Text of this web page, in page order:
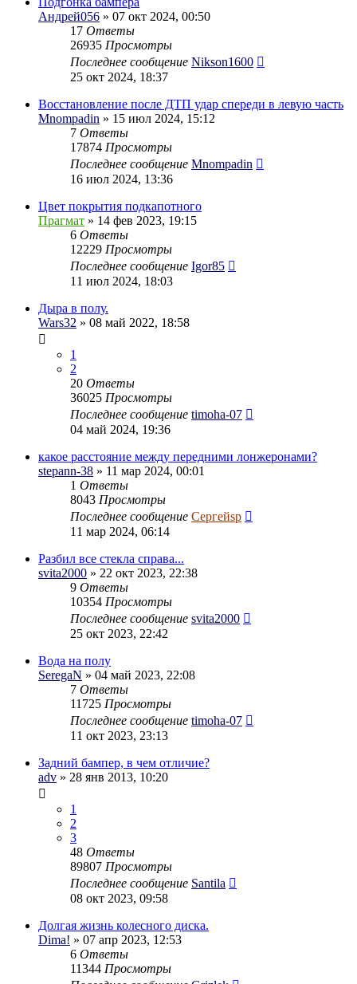
Андрей056 » 07 окт 2024, 00:50
17 Ответы
26935 Просмотры
Последнее сообщение Nikson1600
25 окт 2024, 18:37
Восстановление после ДТП удар спереди в левую часть
Mnompadin » 15 июл 2024, 15:12
7 Ответы
17874 Просмотры
Последнее сообщение Mnompadin
16 июл 2024, 13:36
Цвет покрытия подкапотного
Прагмат » 14 фев 2023, 19:15
6 Ответы
12229 Просмотры
Последнее сообщение Igor85
11 июл 2024, 18:03
Дыра в полу.
Wars32 » 08 май 2022, 18:58
1
2
20 Ответы
36025 Просмотры
Последнее сообщение timoha-07
04 май 2024, 19:36
какое расстояние между передними лонжеронами?
stepann-38 » 11 мар 2024, 00:01
1 Ответы
8043 Просмотры
Последнее сообщение Сергейsp
11 мар 2024, 06:14
Разбил все стекла справа...
svita2000 » 22 окт 2023, 22:38
9 Ответы
10354 Просмотры
Последнее сообщение svita2000
25 окт 2023, 22:42
Вода на полу
SeregaN » 04 май 2023, 22:08
7 Ответы
11725 Просмотры
Последнее сообщение timoha-07
11 окт 2023, 23:13
Задний бампер, в чем отличие?
adv » 28 янв 2013, 10:20
1
2
3
48 Ответы
89807 Просмотры
Последнее сообщение Santila
08 окт 2023, 09:58
Долгая жизнь колесного диска.
Dima! » 07 апр 2023, 12:53
6 Ответы
11344 Просмотры